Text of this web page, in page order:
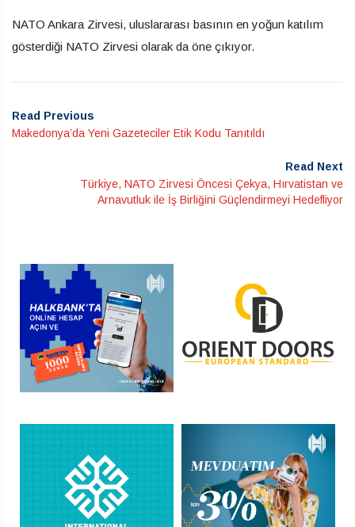
NATO Ankara Zirvesi, uluslararası basının en yoğun katılım
gösterdiği NATO Zirvesi olarak da öne çıkıyor.
Read Previous
Makedonya’da Yeni Gazeteciler Etik Kodu Tanıtıldı
Read Next
Türkiye, NATO Zirvesi Öncesi Çekya, Hırvatistan ve
Arnavutluk ile İş Birliğini Güçlendirmeyi Hedefliyor